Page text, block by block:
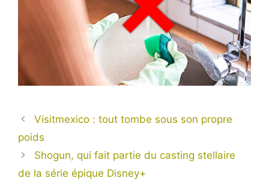
Visitmexico : tout tombe sous son propre
poids
Shogun, qui fait partie du casting stellaire
de la série épique Disney+